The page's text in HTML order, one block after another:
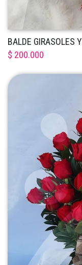
BALDE GIRASOLES
$ 200.000